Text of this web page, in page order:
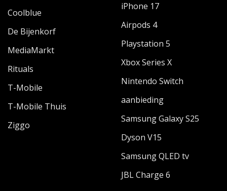
Coolblue
De Bijenkorf
MediaMarkt
Rituals
T-Mobile
T-Mobile Thuis
Ziggo
iPhone 17
Airpods 4
Playstation 5
Xbox Series X
Nintendo Switch
aanbieding
Samsung Galaxy S25
Dyson V15
Samsung QLED tv
JBL Charge 6